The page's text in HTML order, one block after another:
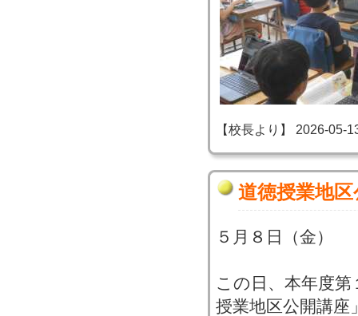
【校長より】 2026-05-
道徳授業地
５月８日（金）
この日、本年度
授業地区公開講